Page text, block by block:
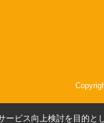
ビス向上検討を目的と